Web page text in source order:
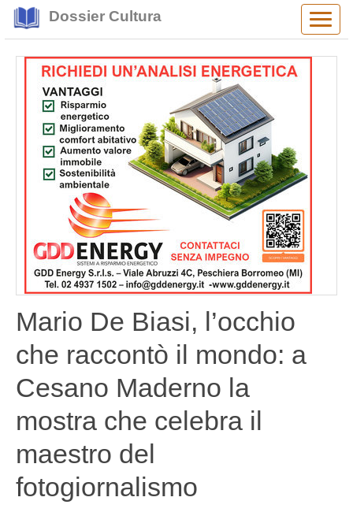
Dossier Cultura
Mario De Biasi, l’occhio
che raccontò il mondo: a
Cesano Maderno la
mostra che celebra il
maestro del
fotogiornalismo